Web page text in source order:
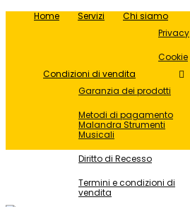
Home Servizi
Chi siamo
Privacy
Cookie
Condizioni di vendita
Garanzia dei prodotti
Metodi di pagamento
Malandra Strumenti
Musicali
Diritto di Recesso
Termini e condizioni di
vendita